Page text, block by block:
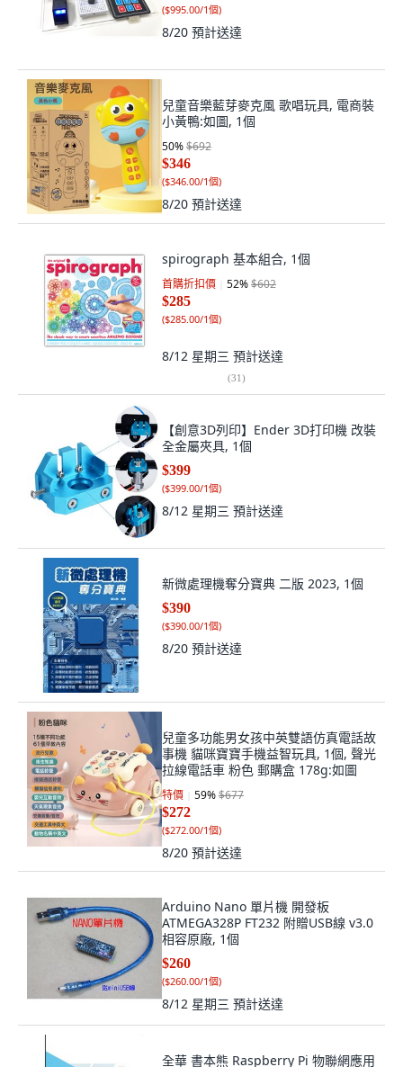
($995.00/1個)
8/20 預計送達
兒童音樂藍芽麥克風 歌唱玩具, 電商裝
小黃鴨:如圖, 1個
50%$692
$346
($346.00/1個)
8/20 預計送達
spirograph 基本組合, 1個
首購折扣價 52%$602
$285
($285.00/1個)
8/12 星期三 預計送達
(31)
【創意3D列印】Ender 3D打印機 改裝
全金屬夾具, 1個
$399
($399.00/1個)
8/12 星期三 預計送達
新微處理機奪分寶典 二版 2023, 1個
$390
($390.00/1個)
8/20 預計送達
兒童多功能男女孩中英雙語仿真電話故
事機 貓咪寶寶手機益智玩具, 1個, 聲光
拉線電話車 粉色 郵購盒 178g:如圖
特價 59%$677
$272
($272.00/1個)
8/20 預計送達
Arduino Nano 單片機 開發板
ATMEGA328P FT232 附贈USB線 v3.0
相容原廠, 1個
$260
($260.00/1個)
8/12 星期三 預計送達
全華 書本熊 Raspberry Pi 物聯網應用